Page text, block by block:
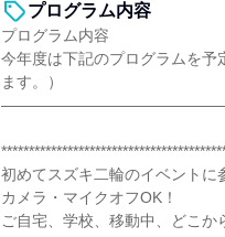
プログラム内容
プログラム内容
今年度は下記のプログラムを予
ます。）
初めてスズキ二輪のイベントに
カメラ・マイクオフOK！
ご自宅、学校、移動中、どこか